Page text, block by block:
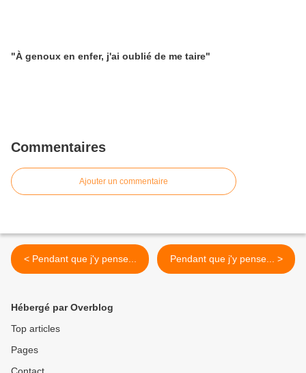
"À genoux en enfer, j'ai oublié de me taire"
Commentaires
Ajouter un commentaire
< Pendant que j'y pense... Pendant que j'y pense... >
Hébergé par Overblog
Top articles
Pages